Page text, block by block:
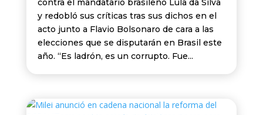
contra el mandatario brasileño Lula da Silva
y redobló sus críticas tras sus dichos en el
acto junto a Flavio Bolsonaro de cara a las
elecciones que se disputarán en Brasil este
año. “Es ladrón, es un corrupto. Fue...